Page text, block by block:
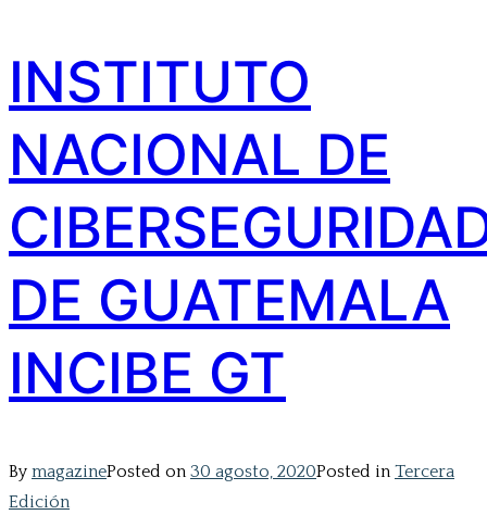
INSTITUTO
NACIONAL DE
DE GUATEMALA
INCIBE GT
By magazinePosted on 30 agosto, 2020Posted in Tercera
Edición